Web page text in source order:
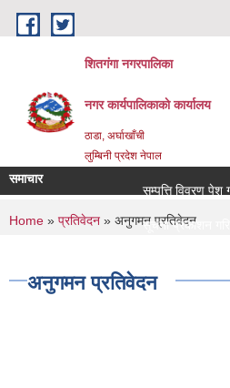
Skip to main content
शितगंगा नगरपालिका
नगर कार्यपालिकाकाे कार्यालय
ठाडा, अर्घाखाँची
लुम्बिनी प्रदेश नेपाल
समाचार
सम्पत्ति विवरण पेश
सूचना प्रकाशन
You are here
Home » प्रतिवेदन » अनुगमन प्रतिवेदन
अनुगमन प्रतिवेदन